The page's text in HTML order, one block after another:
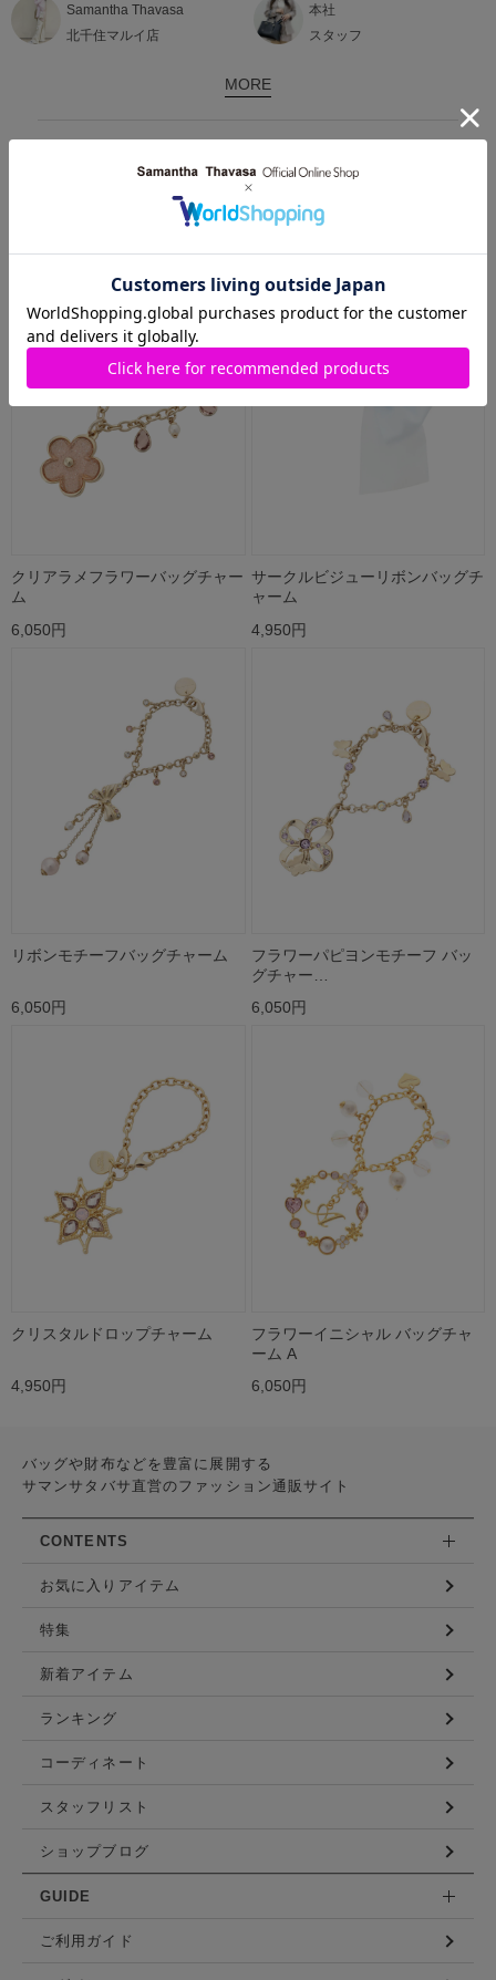
Samantha Thavasa
北千住マルイ店
本社
スタッフ
MORE
RECOMMEND ITEMS
クリアラメフラワーバッグチャー
ム
6,050円
サークルビジューリボンバッグチ
ャーム
4,950円
リボンモチーフバッグチャーム
6,050円
フラワーパピヨンモチーフ バッ
グチャー…
6,050円
クリスタルドロップチャーム
4,950円
フラワーイニシャル バッグチャ
ーム A
6,050円
バッグや財布などを豊富に展開する
サマンサタバサ直営のファッション通販サイト
CONTENTS
お気に入りアイテム
特集
新着アイテム
ランキング
コーディネート
スタッフリスト
ショップブログ
GUIDE
ご利用ガイド